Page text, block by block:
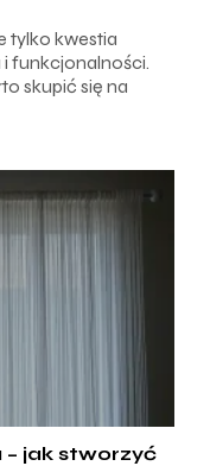
tylko kwestia
funkcjonalności.
skupić się na
– jak stworzyć